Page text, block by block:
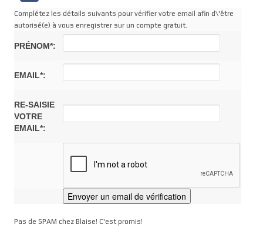
Complétez les détails suivants pour vérifier votre email afin d\'être
autorisé(e) à vous enregistrer sur un compte gratuit.
PRÉNOM*:
EMAIL*:
RE-SAISIE
VOTRE
EMAIL*:
Pas de SPAM chez Blaise! C'est promis!